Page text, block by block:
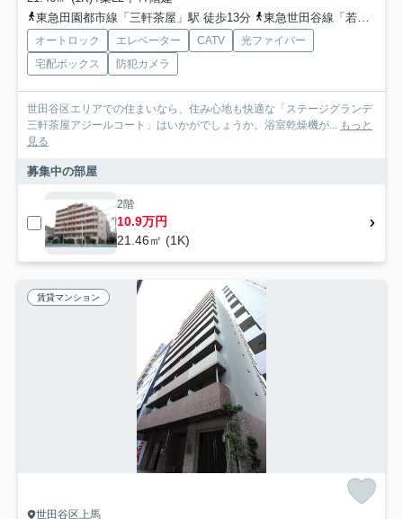
東急田園都市線「三軒茶屋」駅 徒歩13分
東急世田谷線「若林」駅 徒歩6分
オートロック エレベーター CATV
光ファイバー
宅配ボックス
防犯カメラ
世田谷区エリアでの住まいなら、住み心地も快適な「ステージグランデ
三軒茶屋アジールコート」はいかがでしょうか。浴室乾燥機が... もっと
見る
募集中の部屋
2階
10.9万円
21.46㎡ (1K)
賃貸マンション
世田谷区上馬